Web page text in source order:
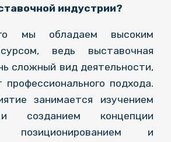
индустрии?
мы обладаем высоким
ведь выставочная
сложный вид деятельности,
подхода.
занимается изучением
созданием концепции
позиционированием и